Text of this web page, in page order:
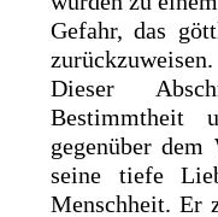
Gefahr, das
zurückzuweisen.
Dieser
Bestimmtheit
gegenüber
seine tiefe
Menschheit. Er